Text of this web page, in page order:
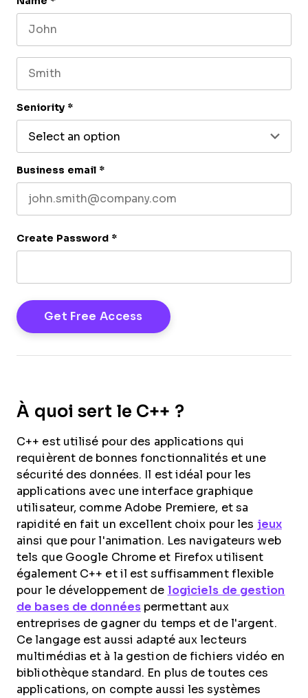
Seniority *
Business email *
Create Password *
À quoi sert le C++ ?
C++ est utilisé pour des applications qui
requièrent de bonnes fonctionnalités et une
sécurité des données. Il est idéal pour les
applications avec une interface graphique
utilisateur, comme Adobe Premiere, et sa
rapidité en fait un excellent choix pour les jeux
ainsi que pour l'animation. Les navigateurs web
tels que Google Chrome et Firefox utilisent
également C++ et il est suffisamment flexible
pour le développement de logiciels de gestion
de bases de donnéespermettant aux
entreprises de gagner du temps et de l'argent.
Ce langage est aussi adapté aux lecteurs
multimédias et à la gestion de fichiers vidéo en
bibliothèque standard. En plus de toutes ces
applications, on compte aussi les systèmes